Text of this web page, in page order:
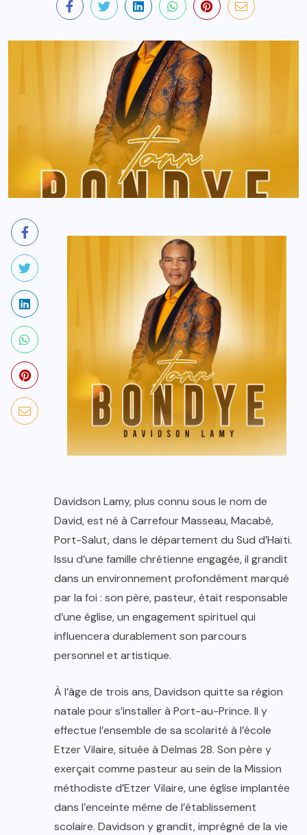
Davidson Lamy, plus connu sous le nom de
David, est né à Carrefour Masseau, Macabé,
Port-Salut, dans le département du Sud d’Haïti.
Issu d’une famille chrétienne engagée, il grandit
dans un environnement profondément marqué
par la foi : son père, pasteur, était responsable
d’une église, un engagement spirituel qui
influencera durablement son parcours
personnel et artistique.
À l’âge de trois ans, Davidson quitte sa région
natale pour s’installer à Port-au-Prince. Il y
effectue l’ensemble de sa scolarité à l’école
Etzer Vilaire, située à Delmas 28. Son père y
exerçait comme pasteur au sein de la Mission
méthodiste d’Etzer Vilaire, une église implantée
dans l’enceinte même de l’établissement
scolaire. Davidson y grandit, imprégné de la vie